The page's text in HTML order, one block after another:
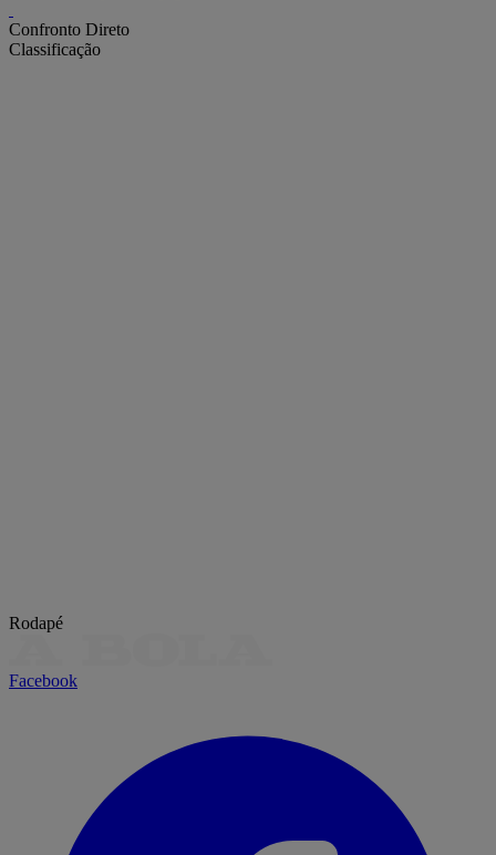
Confronto Direto
Classificação
Rodapé
Facebook